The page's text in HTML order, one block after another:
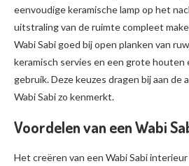
eenvoudige keramische lamp op het
uitstraling van de ruimte compleet
Wabi Sabi goed bij open planken van
keramisch servies en een grote
gebruik. Deze keuzes dragen bij aan
Wabi Sabi zo kenmerkt.
Voordelen van een Wabi
Het creëren van een Wabi Sabi